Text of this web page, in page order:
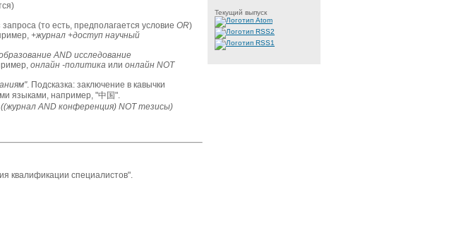
Текущий выпуск
запроса (то есть, предполагается условие OR)
+журнал +доступ научный
AND исследование
онлайн -политика или онлайн NOT
. Подсказка: заключение в кавычки
языками, например, "中国".
((журнал AND конференция) NOT тезисы)
квалификации специалистов".